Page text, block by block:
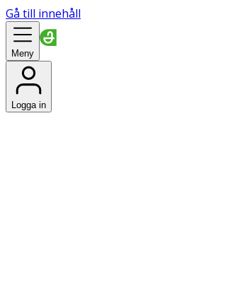
Gå till innehåll
Meny
Logga in